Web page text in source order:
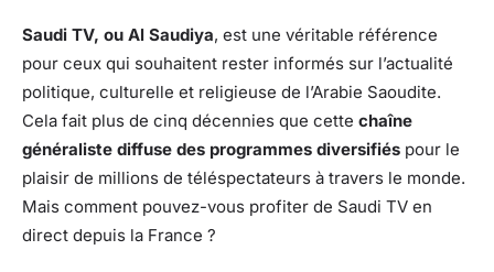
Saudi TV, ou Al Saudiya, est une véritable référence
pour ceux qui souhaitent rester informés sur l’actualité
politique, culturelle et religieuse de l’Arabie Saoudite.
Cela fait plus de cinq décennies que cette chaîne
généraliste diffuse des programmes diversifiés pour le
plaisir de millions de téléspectateurs à travers le monde.
Mais comment pouvez-vous profiter de Saudi TV en
direct depuis la France ?